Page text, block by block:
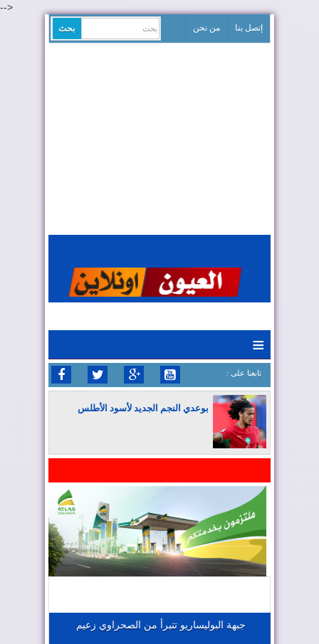
-->
إتصل بنا من نحن
≡
: تابعنا على
بوعدي النجم الجديد لأسود الأطلس
المغرب يعزز موقعه في صناعة الطيران
جبهة البوليساريو تتبرأ من الصحراوي زعيم